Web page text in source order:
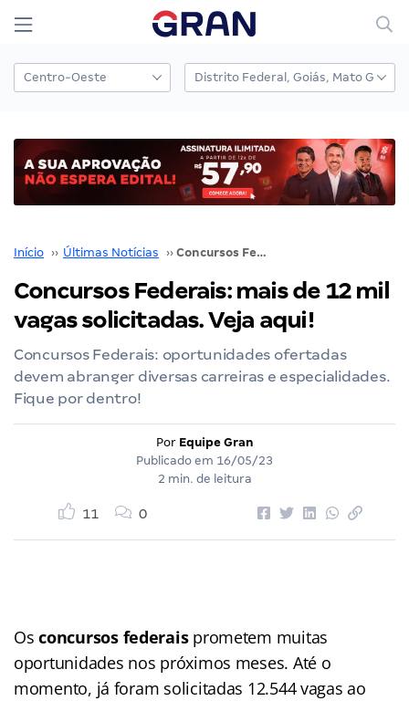
Início ›› Últimas Notícias ›› Concursos Federais: mais de 12 mil vagas solicitadas. Veja aqui!
Concursos Federais: mais de 12 mil
vagas solicitadas. Veja aqui!
Concursos Federais: oportunidades ofertadas
devem abranger diversas carreiras e especialidades.
Fique por dentro!
Por Equipe Gran
Publicado em 16/05/23
2 min. de leitura
11 0
Osconcursos federais prometem muitas
oportunidades nos próximos meses. Até o
momento, já foram solicitadas 12.544 vagas ao